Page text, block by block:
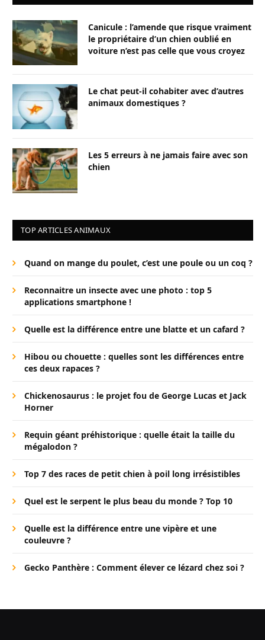
Canicule : l’amende que risque vraiment
le propriétaire d’un chien oublié en
voiture n’est pas celle que vous croyez
Le chat peut-il cohabiter avec d’autres
animaux domestiques ?
Les 5 erreurs à ne jamais faire avec son
chien
TOP ARTICLES ANIMAUX
Quand on mange du poulet, c’est une poule ou un coq ?
Reconnaitre un insecte avec une photo : top 5
applications smartphone !
Quelle est la différence entre une blatte et un cafard ?
Hibou ou chouette : quelles sont les différences entre
ces deux rapaces ?
Chickenosaurus : le projet fou de George Lucas et Jack
Horner
Requin géant préhistorique : quelle était la taille du
mégalodon ?
Top 7 des races de petit chien à poil long irrésistibles
Quel est le serpent le plus beau du monde ? Top 10
Quelle est la différence entre une vipère et une
couleuvre ?
Gecko Panthère : Comment élever ce lézard chez soi ?